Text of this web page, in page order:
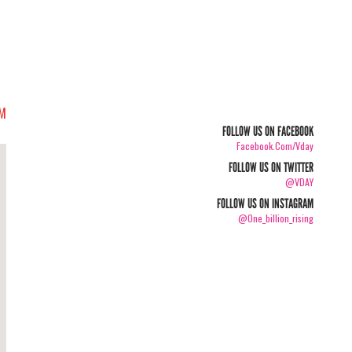
FOLLOW US ON FACEBOOK
Facebook.com/vday
FOLLOW US ON TWITTER
@VDAY
FOLLOW US ON INSTAGRAM
@one_billion_rising